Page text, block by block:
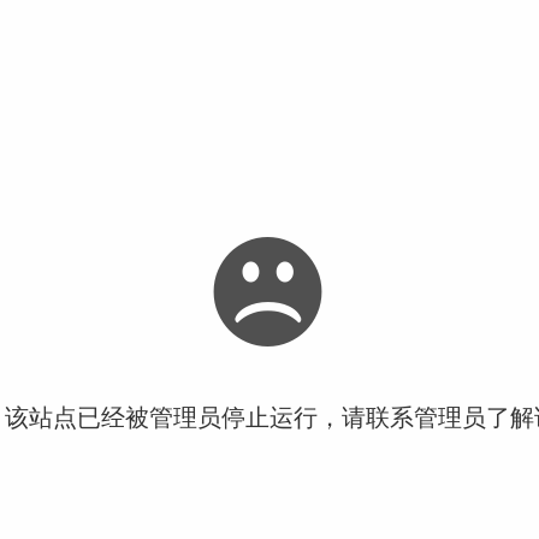
站点已经被管理员停止运行，请联系管理员了